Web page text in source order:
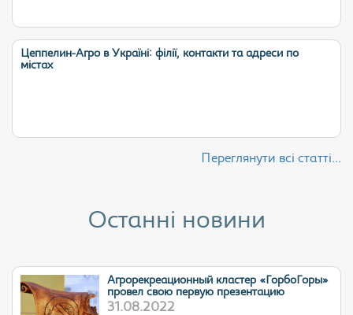
Цеппелин-Агро в Україні: філії, контакти та адреси по
містах
Переглянути всі статті...
Останні новини
Агрорекреационный кластер «ГорбоГоры»
провел свою первую презентацию
31.08.2022